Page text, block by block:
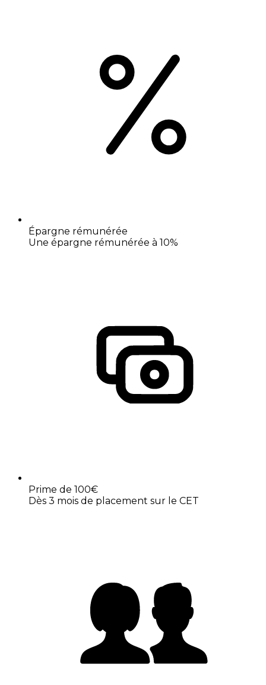
Épargne rémunérée
Une épargne rémunérée à 10%
Prime de 100€
Dès 3 mois de placement sur le CET